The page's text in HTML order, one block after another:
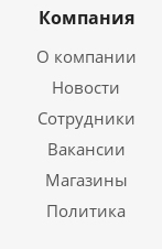
Компания
О компании
Новости
Сотрудники
Вакансии
Магазины
Политика